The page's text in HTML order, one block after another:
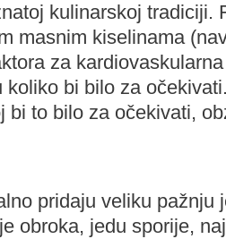
kulinarskoj tradiciji.
masnim kiselinama
za
koliko bi bilo za
bi to bilo za očekivati,
pridaju veliku pažnju
obroka, jedu sporije,